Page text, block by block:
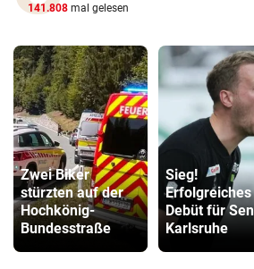
141.808 mal gelesen
Zwei Biker
stürzten auf der
Hochkönig-
Bundesstraße
Sieg!
Erfolgreiches
Debüt für
Karlsruhe